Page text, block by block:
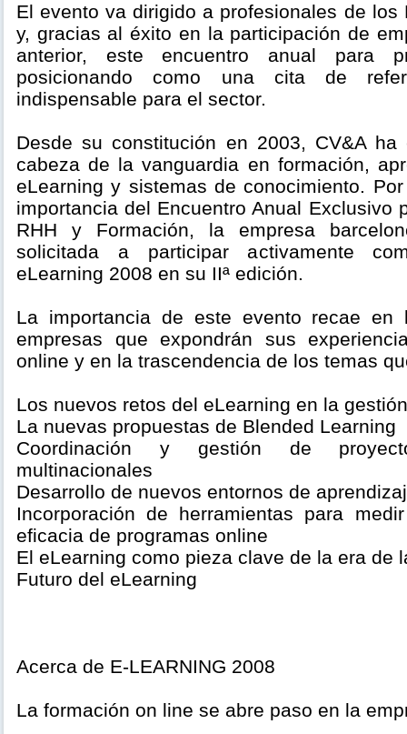
El evento va dirigido a profesionales de los
y, gracias al éxito en la participación de
anterior, este encuentro anual para
posicionando como una cita de
indispensable para el sector.
Desde su constitución en 2003, CV&A
cabeza de la vanguardia en formación,
eLearning y sistemas de conocimiento.
importancia del Encuentro Anual Exclusivo
RHH y Formación, la empresa
solicitada a participar activamente
eLearning 2008 en su IIª edición.
La importancia de este evento recae en
empresas que expondrán sus
online y en la trascendencia de los temas
Los nuevos retos del eLearning en la
La nuevas propuestas de Blended Learning
Coordinación y gestión de
multinacionales
Desarrollo de nuevos entornos de
Incorporación de herramientas para
eficacia de programas online
El eLearning como pieza clave de la era de
Futuro del eLearning
Acerca de E-LEARNING 2008
La formación on line se abre paso en la